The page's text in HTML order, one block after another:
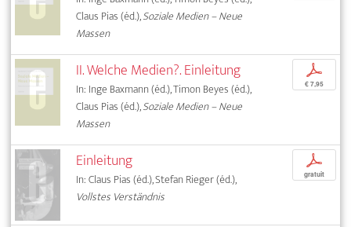
Claus Pias (éd.),Soziale Medien – Neue
Massen
II. Welche Medien?. Einleitung
In: Inge Baxmann (éd.), Timon Beyes (éd.),
Claus Pias (éd.),Soziale Medien – Neue
Massen
p
€ 7,95
Einleitung
In: Claus Pias (éd.), Stefan Rieger (éd.),
Vollstes Verständnis
p
gratuit